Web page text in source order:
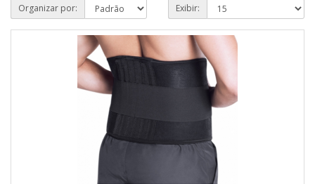
Organizar por: Exibir: